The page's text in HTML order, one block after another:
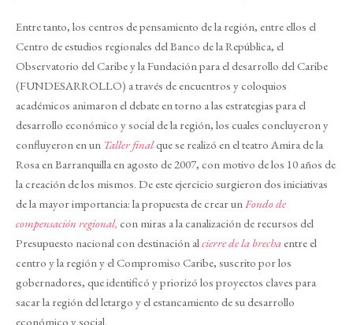
Entre tanto, los centros de pensamiento de la región, entre ellos el
Centro de estudios regionales del Banco de la República, el
Observatorio del Caribe y la Fundación para el desarrollo del Caribe
(FUNDESARROLLO) a través de encuentros y coloquios
académicos animaron el debate en torno a las estrategias para el
desarrollo económico y social de la región, los cuales concluyeron y
confluyeron en un Taller finalque se realizó en el teatro Amira de la
Rosa en Barranquilla en agosto de 2007, con motivo de los 10 años de
la creación de los mismos. De este ejercicio surgieron dos iniciativas
de la mayor importancia: la propuesta de crear un Fondo de
compensación regional, con miras a la canalización de recursos del
Presupuesto nacional con destinación al cierre de la brecha entre el
centro y la región y el Compromiso Caribe, suscrito por los
gobernadores, que identificó y priorizó los proyectos claves para
sacar la región del letargo y el estancamiento de su desarrollo
económico y social.